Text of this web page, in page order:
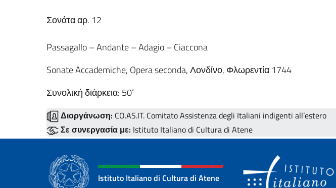
Σονάτα αρ. 12
Passagallo – Andante – Adagio – Ciaccona
Sonate Accademiche, Opera seconda, Λονδίνο, Φλωρεντία 1744
Συνολική διάρκεια: 50’
Διοργάνωση: CO.AS.IT. Comitato Assistenza degli Italiani indigenti all’estero
Σε συνεργασία με: Istituto Italiano di Cultura di Atene
Istituto Italiano di Cultura di Atene